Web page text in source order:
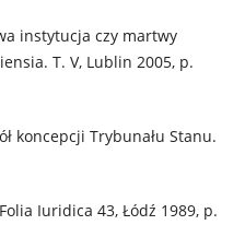
instytucja czy martwy
T. V, Lublin 2005, p.
koncepcji Trybunału Stanu.
Iuridica 43, Łódź 1989, p.